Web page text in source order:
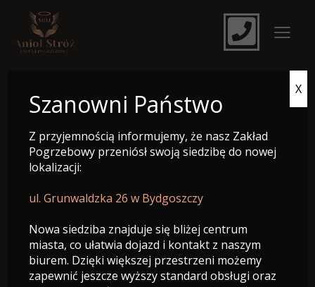
e-Nekrolog
Szanowni Państwo
Z przyjemnością informujemy, że nasz Zakład
Pogrzebowy przeniósł swoją siedzibę do nowej
lokalizacji:
ul. Grunwaldzka 26 w Bydgoszczy
Nowa siedziba znajduje się bliżej centrum
miasta, co ułatwia dojazd i kontakt z naszym
biurem. Dzięki większej przestrzeni możemy
zapewnić jeszcze wyższy standard obsługi oraz
X